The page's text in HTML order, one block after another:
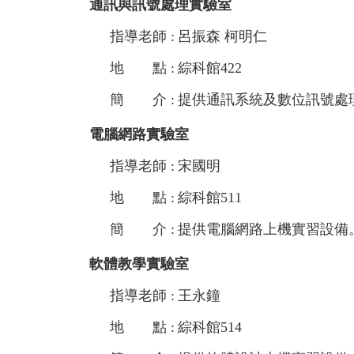
通訊與訊號處理實驗室
指導老師 : 呂振森 柯明仁
地 點 : 綜科館422
簡 介 : 提供通訊系統及數位訊號處
電腦網路實驗室
指導老師 : 宋國明
地 點 : 綜科館511
簡 介 : 提供電腦網路上機實習設備。
軟體教學實驗室
指導老師 : 王永鐘
地 點 : 綜科館514